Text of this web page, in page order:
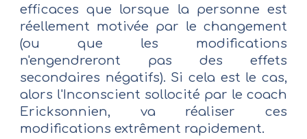
efficaces que lorsque la personne est
réellement motivée par le changement
(ou que les modifications
n'engendreront pas des effets
secondaires négatifs). Si cela est le cas,
alors l'Inconscient sollocité par le coach
Ericksonnien, va réaliser ces
modifications extrêment rapidement.